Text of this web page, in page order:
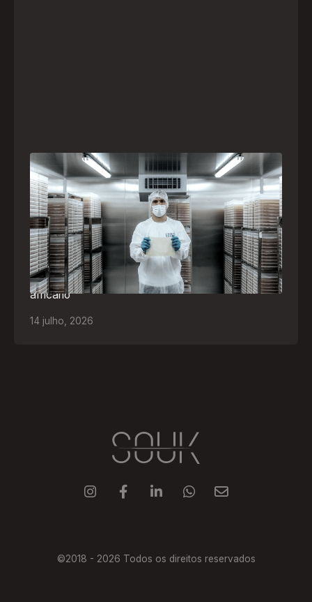
A paranaense Vuelo Pharma é uma das 13
empresas brasileiras selecionadas para
representar o Brasil na maior feira de
negócios de Angola
Empresa participará da FILDA 2026, em Luanda,
levando tecnologias brasileiras para tratamento de
feridas, ostomia e proteção cutânea ao mercado
africano
14 julho 2026
    
©2018 - 2026 Todos os direitos reservados